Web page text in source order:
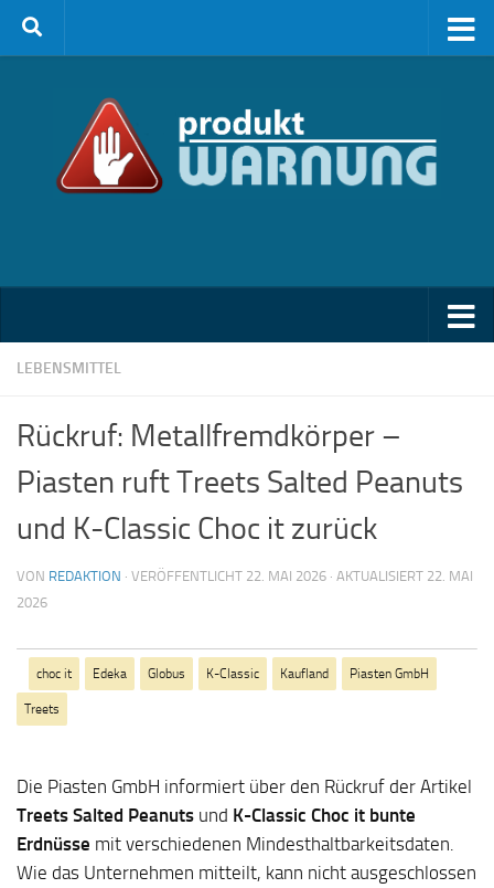
Zum Inhalt springen
LEBENSMITTEL
Rückruf: Metallfremdkörper –
Piasten ruft Treets Salted Peanuts
und K-Classic Choc it zurück
VON REDAKTION · VERÖFFENTLICHT 22. MAI 2026 · AKTUALISIERT 22. MAI
2026
choc it Edeka Globus K-Classic Kaufland Piasten GmbH
Treets
Die Piasten GmbH informiert über den Rückruf der Artikel
Treets Salted Peanuts und K-Classic Choc it bunte
Erdnüsse mit verschiedenen Mindesthaltbarkeitsdaten.
Wie das Unternehmen mitteilt, kann nicht ausgeschlossen